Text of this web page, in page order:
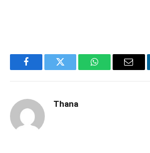
FacebookTwitter WhatsAppEmail
Thana